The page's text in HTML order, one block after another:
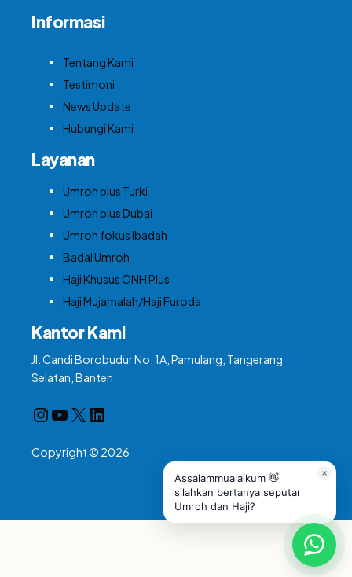
Informasi
Tentang Kami
Testimoni
News Update
Hubungi Kami
Layanan
Umroh plus Turki
Umroh plus Dubai
Umroh fokus Ibadah
Badal Umroh
Haji Khusus ONH Plus
Haji Mujamalah/Haji Furoda
Kantor Kami
Jl. Candi Borobudur No. 1A, Pamulang, Tangerang
Selatan, Banten
InstagramYouTube X LinkedIn
Copyright © 2026
Assalammualaikum 👋
silahkan bertanya seputar
Umroh dan Haji?